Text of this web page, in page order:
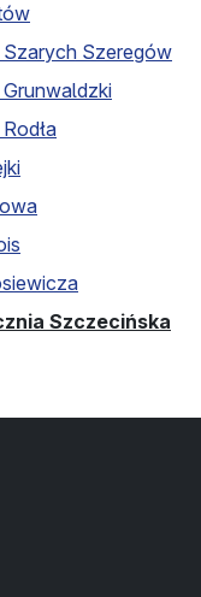
Szarych Szeregów
Szczecińska